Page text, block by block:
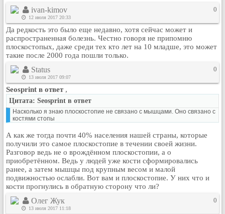
Норм
Музыкальный архив
Видео архив
Дело
Организации
Объявления
Рейтинг сайтов
Полная версия сайта
ivan-kimov
12 июля 2017 20:33
0
Да редкость это было еще недавно, хотя сейчас может и
распространенная болезнь. Честно говоря не припомню
плоскостопых, даже среди тех кто лет на 10 младше, это может
такие после 2000 года пошли только.
Status
13 июля 2017 09:07
0
Seosprint в ответ ,
Цитата: Seosprint в ответ
Насколько я знаю плоскостопие не связано с мышцами. Оно связано с
костями стопы
А как же тогда почти 40% населения нашей страны, которые
получили это самое плоскостопие в течении своей жизни.
Разговор ведь не о врождённом плоскостопии, а о
приобретённом. Ведь у людей уже кости сформировались
ранее, а затем мышцы под крупным весом и малой
подвижностью ослабли. Вот вам и плоскостопие. У них что и
кости прогнулись в обратную сторону что ли?
Олег Жук
13 июля 2017 11:18
0